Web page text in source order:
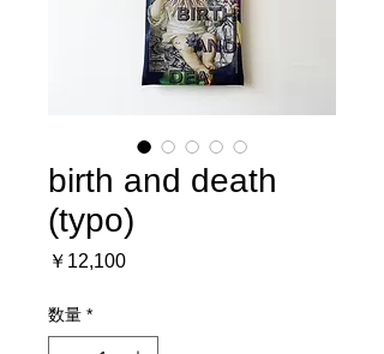
birth and death
(typo)
￥12,100価
数量 *